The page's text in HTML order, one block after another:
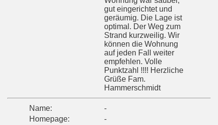
gut eingerichtet und
geräumig. Die Lage ist
optimal. Der Weg zum
Strand kurzweilig. Wir
können die Wohnung
auf jeden Fall weiter
empfehlen. Volle
Punktzahl !!!! Herzliche
Grüße Fam.
Hammerschmidt
Name:
-
Homepage:
-